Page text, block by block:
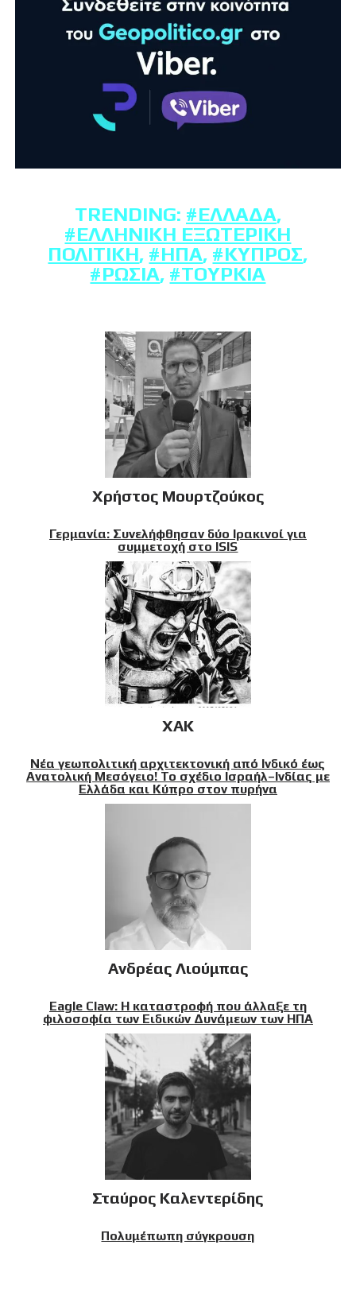
TRENDING: #ΕΛΛΆΔΑ,
#ΕΛΛΗΝΙΚΉ ΕΞΩΤΕΡΙΚΉ
ΠΟΛΙΤΙΚΉ, #ΗΠΑ, #ΚΎΠΡΟΣ,
#ΡΩΣΊΑ, #ΤΟΥΡΚΊΑ
Χρήστος Μουρτζούκος
Γερμανία: Συνελήφθησαν δύο Ιρακινοί για
συμμετοχή στο ISIS
XAK
Νέα γεωπολιτική αρχιτεκτονική από Ινδικό έως
Ανατολική Μεσόγειο! Το σχέδιο Ισραήλ–Ινδίας με
Ελλάδα και Κύπρο στον πυρήνα
Ανδρέας Λιούμπας
Eagle Claw: Η καταστροφή που άλλαξε τη
φιλοσοφία των Ειδικών Δυνάμεων των ΗΠΑ
Σταύρος Καλεντερίδης
Πολυμέπωπη σύγκρουση